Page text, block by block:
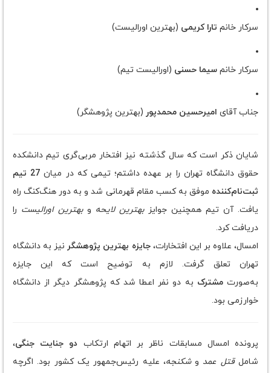
سرکار خانم تارا کریمی (بهترین اورالیست)
سرکار خانم سیما حسنی (اورالیست تیم)
جناب آقای امیرحسین محمدپور (بهترین پژوهشگر)
شایان ذکر است که سال گذشته نیز افتخار مربی‌گری تیم دانشکده
حقوق دانشگاه تهران را بر عهده داشتم؛ تیمی که در میان
27 تیم
ثبت‌نام‌کننده موفق به کسب مقام قهرمانی شد و به دور هنگ‌کنگ راه
یافت. آن تیم همچنین جوایزبهترین لایحه وبهترین اورالیست را
دریافت کرد.
امسال، علاوه بر این افتخارات،جایزه بهترین پژوهشگر نیز به دانشگاه
تهران تعلق گرفت. لازم به توضیح است که این جایزه
به‌صورتمشترک به دو نفر اعطا شد که پژوهشگر دیگر از دانشگاه
خوارزمی بود.
پرونده امسال مسابقات ناظر بر اتهام ارتکاب دو جنایت جنگی،
شاملقتل عمدوشکنجه، علیه رئیس‌جمهور یک کشور بود. اگرچه